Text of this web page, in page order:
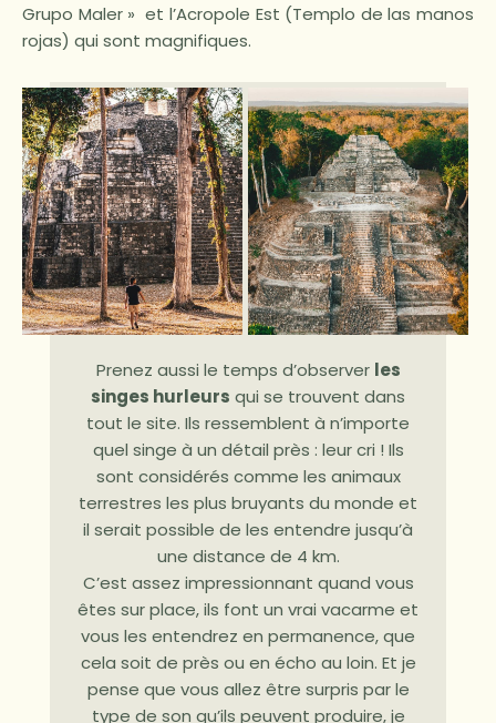
Grupo Maler » et l’Acropole Est (Templo de las manos
rojas) qui sont magnifiques.
Prenez aussi le temps d’observer les
singes hurleurs qui se trouvent dans
tout le site. Ils ressemblent à n’importe
quel singe à un détail près : leur cri ! Ils
sont considérés comme les animaux
terrestres les plus bruyants du monde et
il serait possible de les entendre jusqu’à
une distance de 4 km.
C’est assez impressionnant quand vous
êtes sur place, ils font un vrai vacarme et
vous les entendrez en permanence, que
cela soit de près ou en écho au loin. Et je
pense que vous allez être surpris par le
type de son qu’ils peuvent produire, je